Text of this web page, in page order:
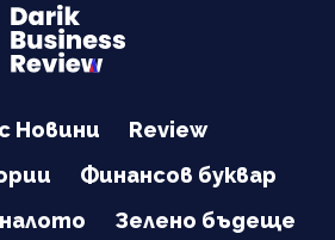
Новини
Review
Финансов буквар
Зелено бъдеще